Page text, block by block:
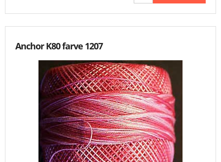
Anchor K80 farve 1207